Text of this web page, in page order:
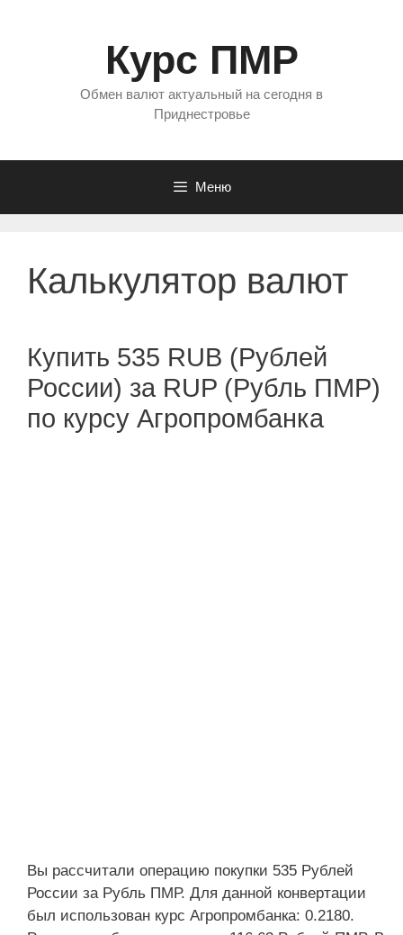
Курс ПМР
Обмен валют актуальный на сегодня в
Приднестровье
Меню
Калькулятор валют
Купить 535 RUB (Рублей
России) за RUP (Рубль ПМР)
по курсу Агропромбанка
Вы рассчитали операцию покупки 535 Рублей
России за Рубль ПМР. Для данной конвертации
был использован курс Агропромбанка: 0.2180.